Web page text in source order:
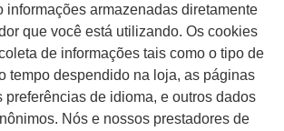
informações armazenadas diretamente
que você está utilizando. Os cookies
de informações tais como o tipo de
tempo despendido na loja, as páginas
preferências de idioma, e outros dados
Nós e nossos prestadores de